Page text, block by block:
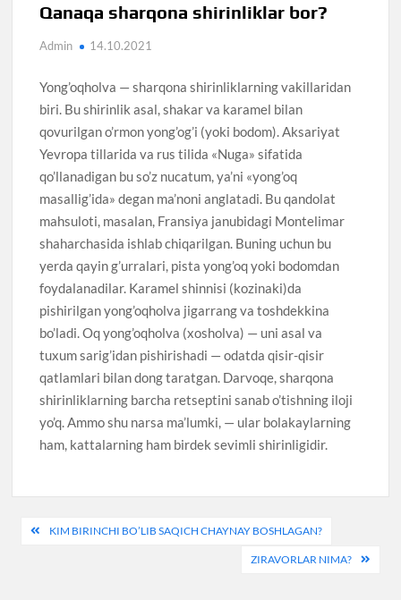
Qanaqa sharqona shirinliklar bor?
Admin 14.10.2021
Yong’oqholva — sharqona shirinliklarning vakillaridan
biri. Bu shirinlik asal, shakar va karamel bilan
qovurilgan o’rmon yong’og’i (yoki bodom). Aksariyat
Yevropa tillarida va rus tilida «Nuga» sifatida
qo’llanadigan bu so’z nucatum, ya’ni «yong’oq
masallig’ida» degan ma’noni anglatadi. Bu qandolat
mahsuloti, masalan, Fransiya janubidagi Montelimar
shaharchasida ishlab chiqarilgan. Buning uchun bu
yerda qayin g’urralari, pista yong’oq yoki bodomdan
foydalanadilar. Karamel shinnisi (kozinaki)da
pishirilgan yong’oqholva jigarrang va toshdekkina
bo’ladi. Oq yong’oqholva (xosholva) — uni asal va
tuxum sarig’idan pishirishadi — odatda qisir-qisir
qatlamlari bilan dong taratgan. Darvoqe, sharqona
shirinliklarning barcha retseptini sanab o’tishning iloji
yo’q. Ammo shu narsa ma’lumki, — ular bolakaylarning
ham, kattalarning ham birdek sevimli shirinligidir.
Навигация
KIM BIRINCHI BO’LIB SAQICH CHAYNAY BOSHLAGAN?
ZIRAVORLAR NIMA?